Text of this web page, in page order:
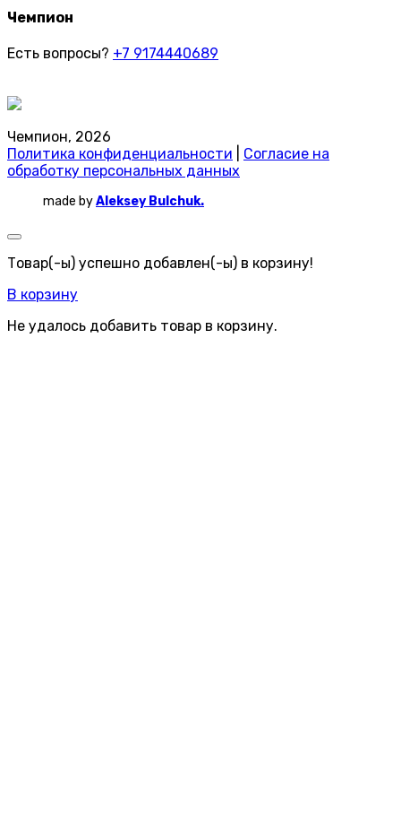
Чемпион
Есть вопросы? +7 9174440689
Чемпион, 2026
Политика конфиденциальности
Согласие на
обработку персональных данных
made byAleksey Bulchuk.
Товар(-ы) успешно добавлен(-ы) в корзину!
В корзину
Не удалось добавить товар в корзину.